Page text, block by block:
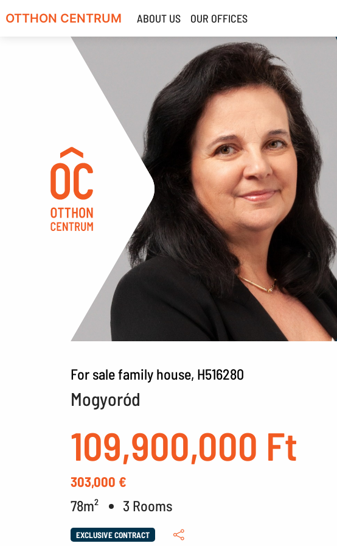
OTTHON CENTRUM ABOUT US
OUR OFFICES
For sale family house, H516280
Mogyoród
109,900,000 Ft
303,000 €
78m² 3 Rooms
EXCLUSIVE CONTRACT